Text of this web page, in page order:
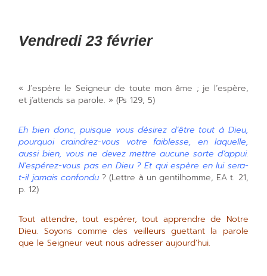
Vendredi 23 février
« J’espère le Seigneur de toute mon âme ; je l’espère,
et j’attends sa parole. » (Ps 129, 5)
Eh bien donc, puisque vous désirez d’être tout à Dieu,
pourquoi craindrez-vous votre faiblesse, en laquelle,
aussi bien, vous ne devez mettre aucune sorte d’appui.
N’espérez-vous pas en Dieu ? Et qui espère en lui sera-
t-il jamais confondu? (Lettre à un gentilhomme, EA t. 21,
p. 12)
Tout attendre, tout espérer, tout apprendre de Notre
Dieu. Soyons comme des veilleurs guettant la parole
que le Seigneur veut nous adresser aujourd’hui.